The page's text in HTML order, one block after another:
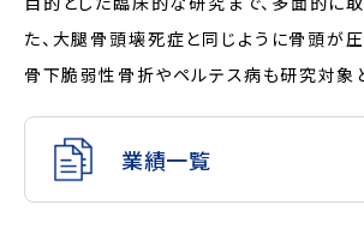
た、大腿骨頭壊死症と同じように骨頭が
骨下脆弱性骨折やペルテス病も研究対象と
業績一覧